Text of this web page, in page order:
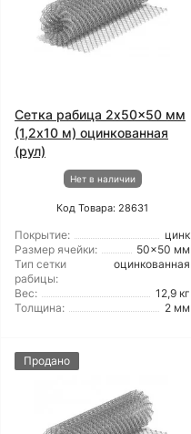
Сетка рабица 2x50x50 мм
(1,2x10 м) оцинкованная
(рул)
Нет в наличии
Код Товара: 28631
Покрытие:
цинк
Размер ячейки:
50x50 мм
Тип сетки
рабицы:
оцинкованная
Вес:
12,9 кг
Толщина:
2 мм
Продано